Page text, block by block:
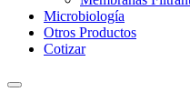
Microbiología
Otros Productos
Cotizar